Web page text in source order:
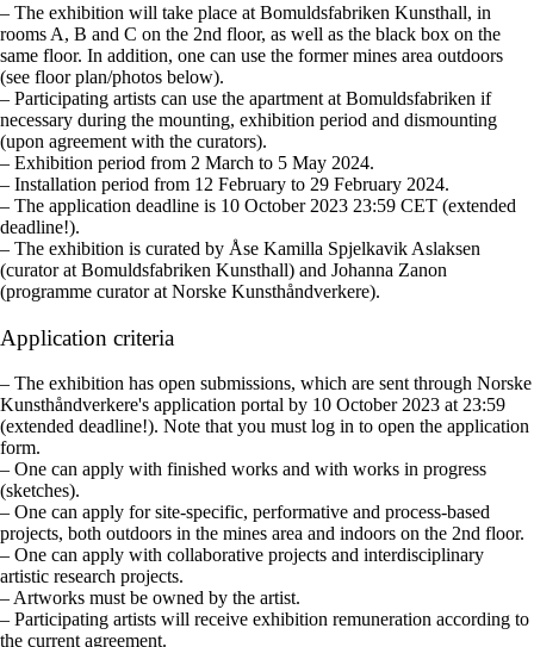
– The exhibition will take place at Bomuldsfabriken Kunsthall, in
rooms A, B and C on the 2nd floor, as well as the black box on the
same floor. In addition, one can use the former mines area outdoors
(see floor plan/photos below).
– Participating artists can use the apartment at Bomuldsfabriken if
necessary during the mounting, exhibition period and dismounting
(upon agreement with the curators).
– Exhibition period from 2 March to 5 May 2024.
– Installation period from 12 February to 29 February 2024.
– The application deadline is 10 October 2023 23:59 CET (extended
deadline!).
– The exhibition is curated by Åse Kamilla Spjelkavik Aslaksen
(curator at Bomuldsfabriken Kunsthall) and Johanna Zanon
(programme curator at Norske Kunsthåndverkere).
Application criteria
– The exhibition has open submissions, which are sent through Norske
Kunsthåndverkere's application portal by 10 October 2023 at 23:59
(extended deadline!). Note that you must log in to open the application
form.
– One can apply with finished works and with works in progress
(sketches).
– One can apply for site-specific, performative and process-based
projects, both outdoors in the mines area and indoors on the 2nd floor.
– One can apply with collaborative projects and interdisciplinary
artistic research projects.
– Artworks must be owned by the artist.
– Participating artists will receive exhibition remuneration according to
the current agreement.